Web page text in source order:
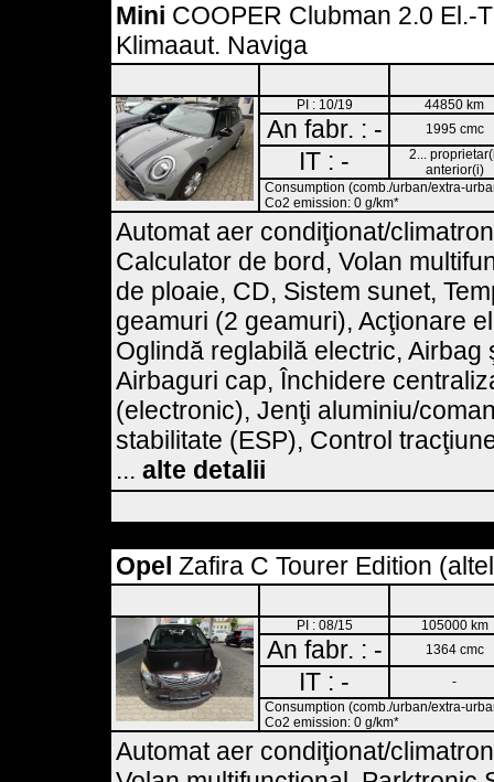
Mini COOPER Clubman 2.0 El.-
Klimaaut. Naviga
PI : 10/19 44850 km
An fabr. : - 1995 cmc
IT : -
2...
anterior(i)
Consumption (comb./urban/extra-
Co2 emission: 0 g/km*
Automat aer condiţionat/
Calculator de bord, Volan
de ploaie, CD, Sistem sunet,
geamuri (2 geamuri), Acţionare
Oglindă reglabilă electric, Airbag
Airbaguri cap, Închidere
(electronic), Jenţi aluminiu/
stabilitate (ESP), Control
... alte detalii
Opel Zafira C Tourer Edition
PI : 08/15 105000 km
An fabr. : - 1364 cmc
IT : -
-
Consumption (comb./urban/extra-
Co2 emission: 0 g/km*
Automat aer condiţionat/